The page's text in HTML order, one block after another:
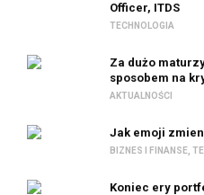
Officer, ITDS
TECHNOLOGIA
Za dużo
sposobem na
AKTUALNOŚCI
Jak emoji
BIZNES I FINANSE ,
Koniec ery